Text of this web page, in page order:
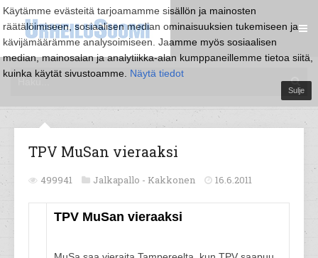
Käytämme evästeitä tarjoamamme sisällön ja mainosten
räätälöimiseen, sosiaalisen median ominaisuuksien tukemiseen ja
kävijämäärämme analysoimiseen. Jaamme myös sosiaalisen
median, mainosalan ja analytiikka-alan kumppaneillemme tietoa siitä,
kuinka käytät sivustoamme. Näytä tiedot
Sulje
TPV MuSan vieraaksi
499941 Jalkapallo - Kakkonen 16.6.2011
TPV MuSan vieraaksi